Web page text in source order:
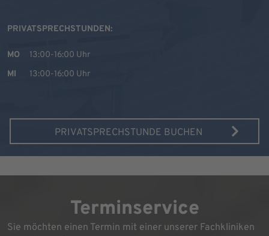
PRIVATSPRECHSTUNDEN:
MO
13:00-16:00 Uhr
MI
13:00-16:00 Uhr
PRIVATSPRECHSTUNDE BUCHEN
Terminservice
Sie möchten einen Termin mit einer unserer Fachkliniken